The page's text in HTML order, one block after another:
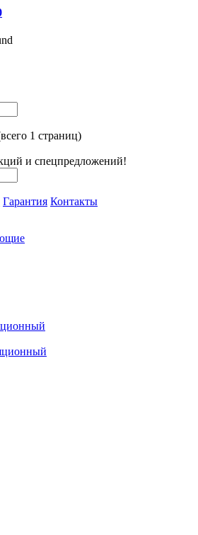
1 страниц)
и спецпредложений!
Гарантия Контакты